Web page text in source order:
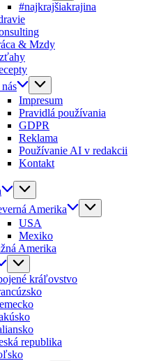
#najkrajšiakrajina
& Mzdy
Impresum
Pravidlá používania
GDPR
Reklama
Používanie AI v redakcii
Kontakt
Amerika
USA
Mexiko
Amerika
kráľovstvo
republika